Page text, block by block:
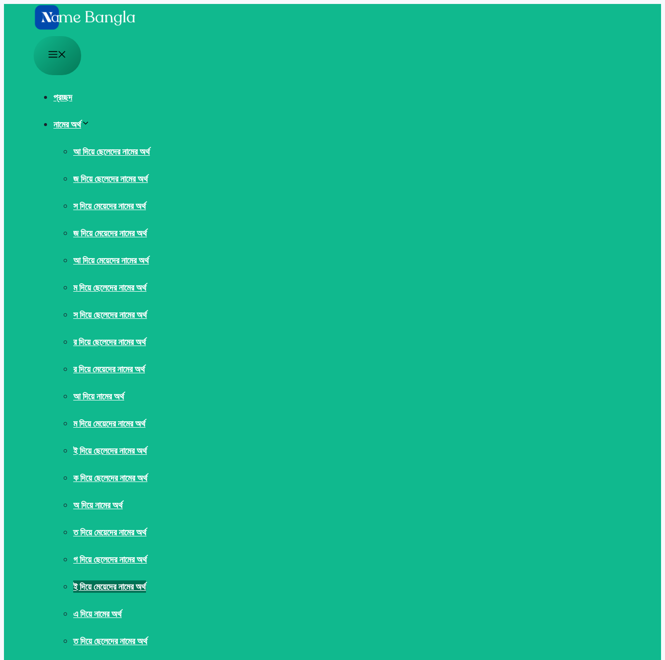
Menu
প্রচ্ছদ
নামের অর্থ
আ দিয়ে ছেলেদের নামের অর্থ
জ দিয়ে ছেলেদের নামের অর্থ
স দিয়ে মেয়েদের নামের অর্থ
জ দিয়ে মেয়েদের নামের অর্থ
আ দিয়ে মেয়েদের নামের অর্থ
ম দিয়ে ছেলেদের নামের অর্থ
স দিয়ে ছেলেদের নামের অর্থ
র দিয়ে ছেলেদের নামের অর্থ
র দিয়ে মেয়েদের নামের অর্থ
আ দিয়ে নামের অর্থ
ম দিয়ে মেয়েদের নামের অর্থ
ই দিয়ে ছেলেদের নামের অর্থ
ক দিয়ে ছেলেদের নামের অর্থ
অ দিয়ে নামের অর্থ
ত দিয়ে মেয়েদের নামের অর্থ
গ দিয়ে ছেলেদের নামের অর্থ
ই দিয়ে মেয়েদের নামের অর্থ
এ দিয়ে নামের অর্থ
ত দিয়ে ছেলেদের নামের অর্থ